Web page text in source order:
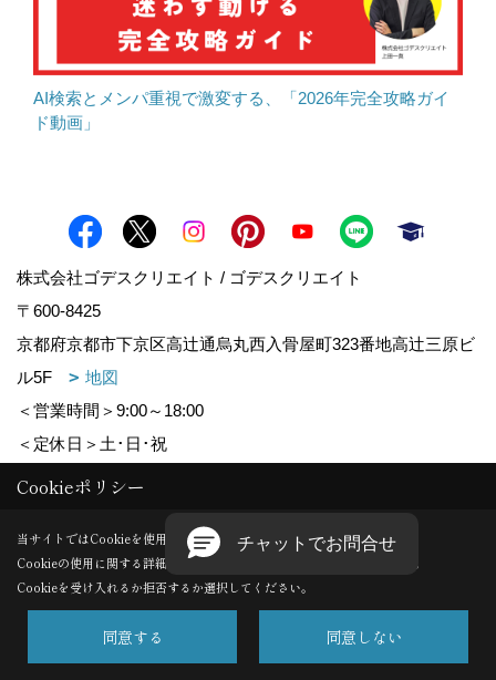
AI検索とメンパ重視で激変する、「2026年完全攻略ガイ
ド動画」
株式会社ゴデスクリエイト / ゴデスクリエイト
〒600-8425
京都府京都市下京区高辻通烏丸西入骨屋町323番地高辻三原ビ
ル5F
地図
＜営業時間＞9:00～18:00
＜定休日＞土･日･祝
対応エリア：北海道,青森県,岩手県,宮城県,秋田県,山形県,福
島県,茨城県,栃木県,群馬県,埼玉県,千葉県,東京都,神奈川県,
新潟県,富山県,石川県,福井県,山梨県,長野県,岐阜県,静岡県,
愛知県,三重県,滋賀県,京都府,大阪府,兵庫県,奈良県,和歌山
県,鳥取県,島根県,岡山県,広島県,山口県,徳島県,香川県,愛媛
県,高知県,福岡県,佐賀県,長崎県,熊本県,大分県,宮崎県,鹿児
Cookieポリシー
当サイトではCookieを使用します。
Cookieの使用に関する詳細は 「プライバシーポリシー
」をご覧ください。
Cookieを受け入れるか拒否するか選択してください。
同意する 同意しない